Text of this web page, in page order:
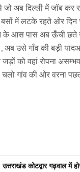
अब दिल्ली में जॉब कर
बसों में लटके रहते ओर दिन
के आस पास अब ऊँची
उसे गाँव की बड़ी
को वहां रोपना
गांव की ओर वरना
उत्तराखंड कोटद्वार गढ़वाल में